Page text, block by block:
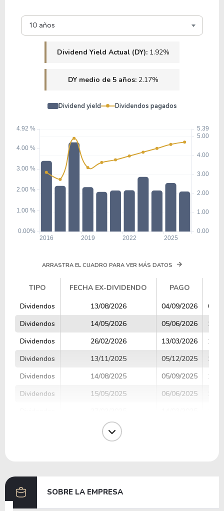
TATT
0.00%
10 años
Dividend Yield Actual (DY): 1.92%
DY medio de 5 años: 2.17%
Dividend yield Dividendos pagados
ARRASTRA EL CUADRO PARA VER MÁS DATOS
TIPO FECHA EX-DIVIDENDO PAGO
TIPO
FECHA EX-DIVIDENDO PAGO
Dividendos 13/08/2026 04/09/2026
Dividendos
14/05/2026 05/06/2026
Dividendos
26/02/2026 13/03/2026
Dividendos
13/11/2025 05/12/2025
Dividendos
14/08/2025 05/09/2025
Dividendos
15/05/2025 06/06/2025
14/11/2024
SOBRE LA EMPRESA